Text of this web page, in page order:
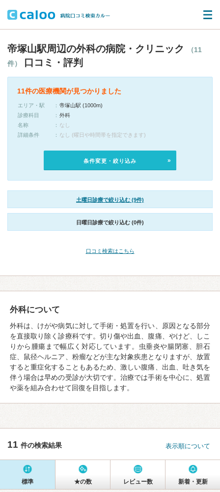
帝塚山駅周辺の外科の病院・クリニック
（11
件）
口コミ・評判
11件の医療機関が見つかりました
エリア・駅
帝塚山駅 (1000m)
診療科目
外科
名称
なし
詳細条件
なし (曜日や時間帯を指定できます)
条件変更・絞り込み
土曜日診療で絞り込む (9件)
日曜日診療で絞り込む (0件)
口コミ検索はこちら
外科について
外科は、けがや病気に対して手術・処置を行い、原因となる部分
を直接取り除く診療科です。切り傷や出血、腹痛、やけど、しこ
りから腫瘍まで幅広く対応しています。虫垂炎や腸閉塞、胆石
症、鼠径ヘルニア、粉瘤などが主な対象疾患となりますが、放置
すると重症化することもあるため、激しい腹痛、出血、吐き気を
伴う場合は早めの受診が大切です。治療では手術を中心に、処置
や薬を組み合わせて回復を目指します。
11 件の検索結果 表示順について
標準 ★の数 レビュー数 新着・更新